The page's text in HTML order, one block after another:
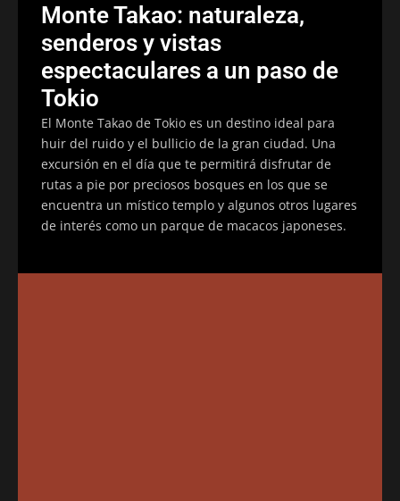
Monte Takao: naturaleza,
senderos y vistas
espectaculares a un paso de
Tokio
El Monte Takao de Tokio es un destino ideal para
huir del ruido y el bullicio de la gran ciudad. Una
excursión en el día que te permitirá disfrutar de
rutas a pie por preciosos bosques en los que se
encuentra un místico templo y algunos otros lugares
de interés como un parque de macacos japoneses.